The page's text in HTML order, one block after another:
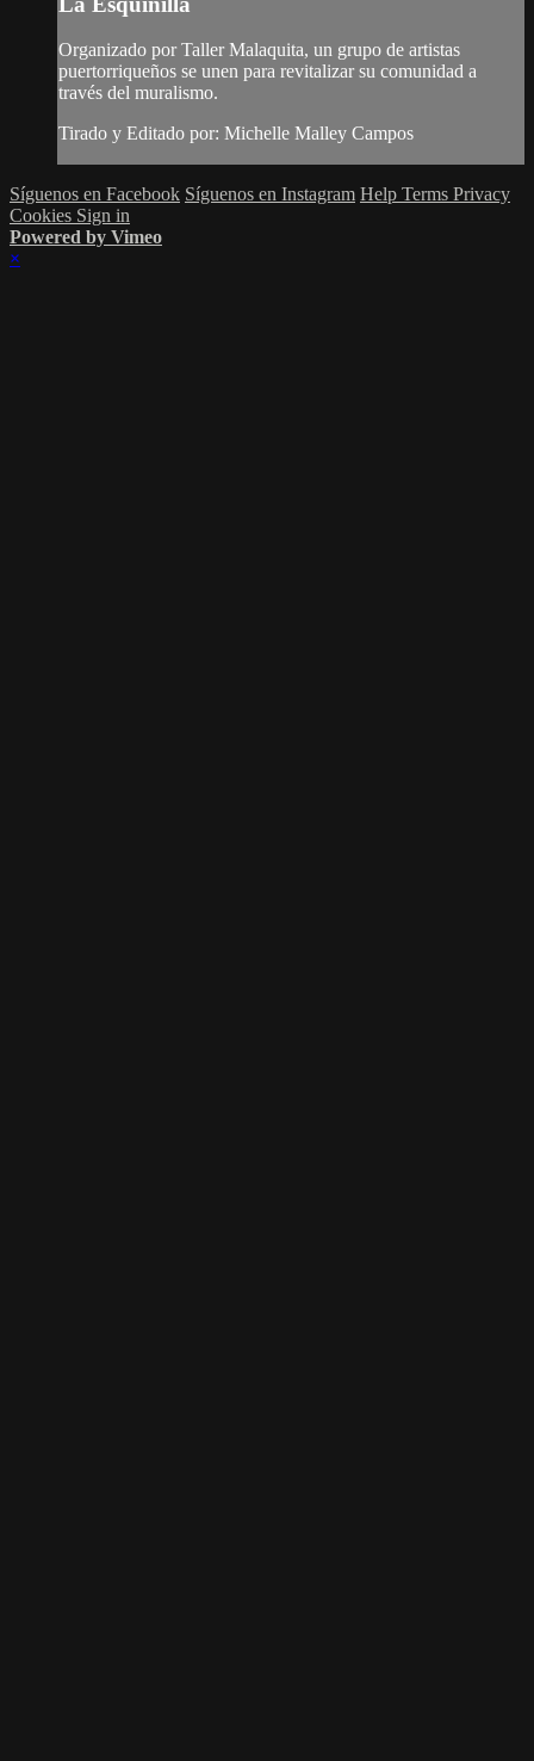
Organizado por Taller Malaquita, un grupo de artistas
puertorriqueños se unen para revitalizar su comunidad a
través del muralismo.
Tirado y Editado por: Michelle Malley Campos
Síguenos en Facebook Síguenos en Instagram Help Terms Privacy
Cookies Sign in
Powered by Vimeo
×